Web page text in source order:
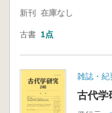
新刊 在庫なし
古書 1点
雑誌・紀
古代